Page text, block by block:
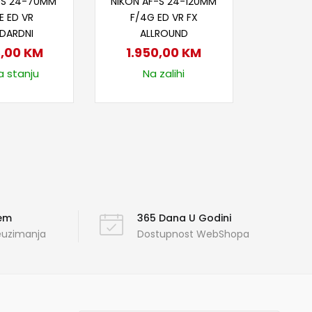
ED VR
KM
stanju
F/4G ED VR FX
ALLROUND
1.950,00 KM
Na zalihi
365 Dana U Godini
Dostupnost WebShopa